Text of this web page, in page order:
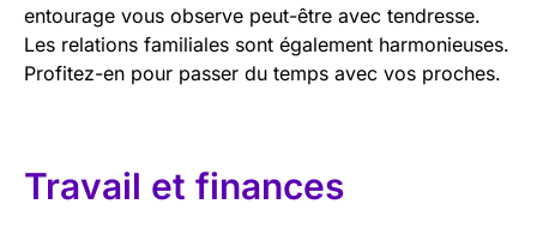
entourage vous observe peut-être avec tendresse.
Les relations familiales sont également harmonieuses.
Profitez-en pour passer du temps avec vos proches.
Travail et finances